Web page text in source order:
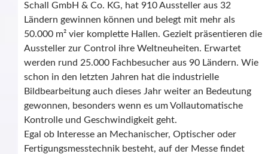
Schall GmbH & Co. KG, hat 910 Aussteller aus 32
Ländern gewinnen können und belegt mit mehr als
50.000 m² vier komplette Hallen. Gezielt präsentieren die
Aussteller zur Control ihre Weltneuheiten. Erwartet
werden rund 25.000 Fachbesucher aus 90 Ländern. Wie
schon in den letzten Jahren hat die industrielle
Bildbearbeitung auch dieses Jahr weiter an Bedeutung
gewonnen, besonders wenn es um Vollautomatische
Kontrolle und Geschwindigkeit geht.
Egal ob Interesse an Mechanischer, Optischer oder
Fertigungsmesstechnik besteht, auf der Messe findet